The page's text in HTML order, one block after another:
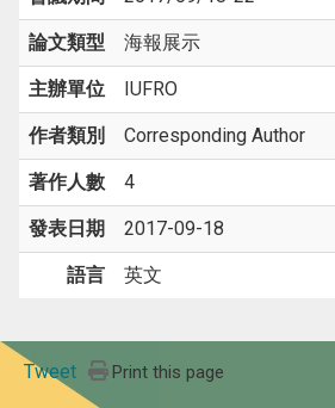
論文類型 海報展示
主辦單位 IUFRO
作者類別 Corresponding Author
著作人數 4
發表日期 2017-09-18
語言 英文
Tweet Print this page